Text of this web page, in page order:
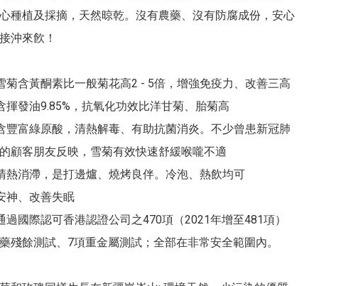
種植及採摘，天然晾乾。沒有農藥、沒有防腐成份，安心
沖來飮！
菊含黃酮素比一般菊花高2 - 5倍，增強免疫力、改善三高
揮發油9.85%，抗氧化功效比洋甘菊、胎菊高
豐富綠原酸，清熱解毒、有助抗菌消炎。不少曾患新冠肺
顧客朋友反映，雪菊有效快速舒緩喉嚨不適
熱消滯，是打邊爐、燒烤良伴。冷泡、熱飲均可
神、改善失眠
過國際認可香港認證公司之470項（2021年增至481項）
殘餘測試、7項重金屬測試；全部在非常安全範圍內。